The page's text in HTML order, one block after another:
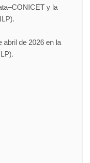
y la
abril de 2026 en la